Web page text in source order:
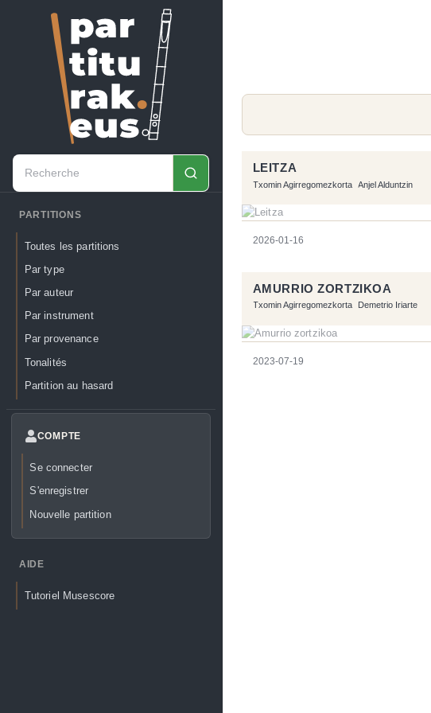
PARTITIONS
Toutes les partitions
Par type
Par auteur
Par instrument
Par provenance
Tonalités
Partition au hasard
COMPTE
Se connecter
S'enregistrer
Nouvelle partition
AIDE
Tutoriel Musescore
LEITZA
Txomin Agirregomezkorta Anjel Alduntzin
2026-01-16
AMURRIO ZORTZIKOA
Txomin Agirregomezkorta Demetrio Iriarte
2023-07-19